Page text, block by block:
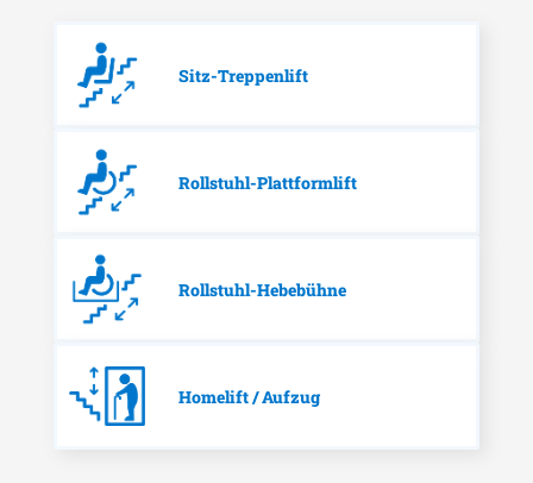
Sitz-Treppenlift
Rollstuhl-Plattformlift
Rollstuhl-Hebebühne
Homelift / Aufzug